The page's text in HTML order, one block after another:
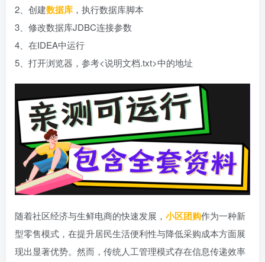
2、创建数据库 ，执行数据库脚本
3、修改数据库JDBC连接参数
4、在IDEA中运行
5、打开浏览器，参考<说明文档.txt>中的地址
随着社区经济与生鲜电商的快速发展， 小区团购作为一种新
型零售模式，在提升居民生活便利性与降低采购成本方面展
现出显著优势。然而，传统人工管理模式存在信息传递效率